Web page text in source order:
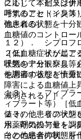
２１）． ピラジナ
呼気のアセトン臭等
他患者の状態を十分
血糖値のコントロー
２２）． イソニア
呼気のアセトン臭等
他患者の状態を十分
障害による血糖値上
減弱される）］。
２３）． リファン
水、呼気のアセトン
その他患者の状態を
に応じて本剤又は併
与すること（インス
強される）］。
１２）． シプロフ
［低血糖症状が起こ
状態を十分観察し、
を調節するなど慎重
１３）． フィブラ
ィブラート等）［低
値その他患者の状態
用薬剤の投与量を調
白との結合抑制、肝